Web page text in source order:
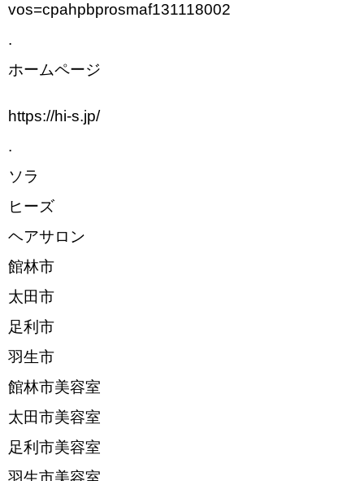
vos=cpahpbprosmaf131118002
.
ホームページ
https://hi-s.jp/
.
ソラ
ヒーズ
ヘアサロン
館林市
太田市
足利市
羽生市
館林市美容室
太田市美容室
足利市美容室
羽生市美容室